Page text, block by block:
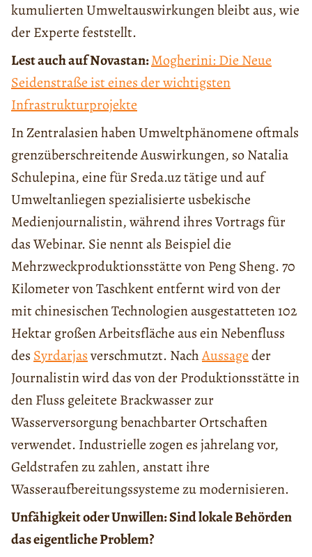
kumulierten Umweltauswirkungen bleibt aus, wie
der Experte feststellt.
Lest auch auf Novastan:Mogherini: Die Neue
Seidenstraße ist eines der wichtigsten
Infrastrukturprojekte
In Zentralasien haben Umweltphänomene oftmals
grenzüberschreitende Auswirkungen, so Natalia
Schulepina, eine für Sreda.uz tätige und auf
Umweltanliegen spezialisierte usbekische
Medienjournalistin, während ihres Vortrags für
das Webinar. Sie nennt als Beispiel die
Mehrzweckproduktionsstätte von Peng Sheng. 70
Kilometer von Taschkent entfernt wird von der
mit chinesischen Technologien ausgestatteten 102
Hektar großen Arbeitsfläche aus ein Nebenfluss
des Syrdarjasverschmutzt. NachAussageder
Journalistin wird das von der Produktionsstätte in
den Fluss geleitete Brackwasser zur
Wasserversorgung benachbarter Ortschaften
verwendet. Industrielle zogen es jahrelang vor,
Geldstrafen zu zahlen, anstatt ihre
Wasseraufbereitungssysteme zu modernisieren.
Unfähigkeit oder Unwillen: Sind lokale Behörden
das eigentliche Problem?